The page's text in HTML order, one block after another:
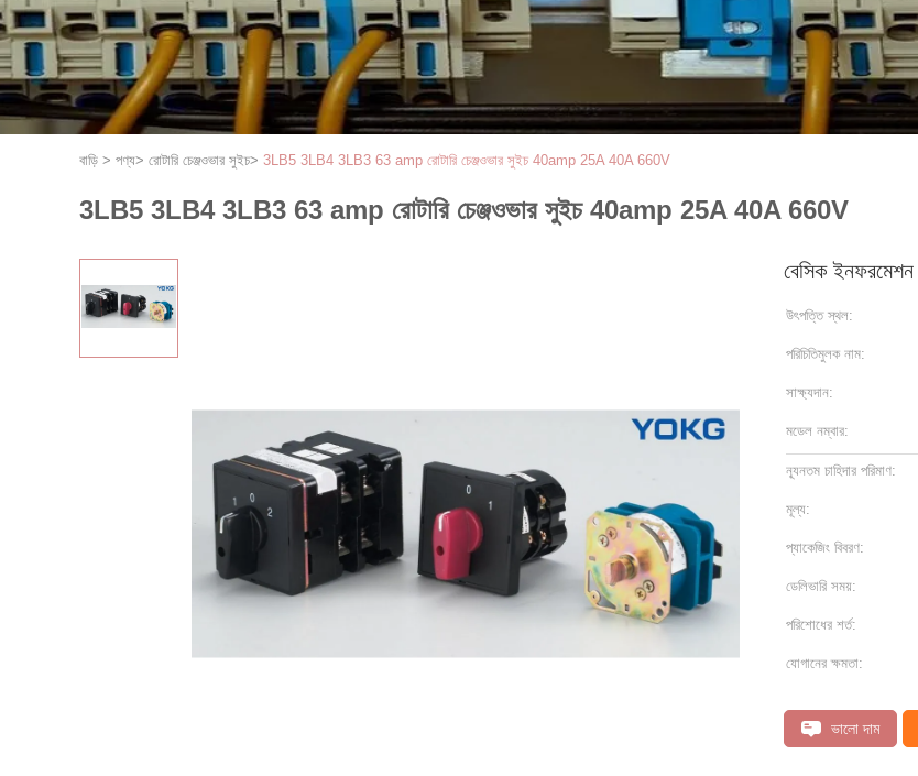
বাড়ি > পণ্য> রোটারি চেঞ্জওভার সুইচ> 3LB5 3LB4 3LB3 63 amp রোটারি চেঞ্জওভার সুইচ 40amp 25A 40A 660V
3LB5 3LB4 3LB3 63 amp রোটারি চেঞ্জওভার সুইচ 40amp 25A 40A 660V
বেসিক ইনফরমেশন
উৎপত্তি স্থল:
পরিচিতিমুলক নাম:
সাক্ষ্যদান:
মডেল নম্বার:
ন্যূনতম চাহিদার পরিমাণ:
মূল্য:
প্যাকেজিং বিবরণ:
ডেলিভারি সময়:
পরিশোধের শর্ত:
যোগানের ক্ষমতা:
ভালো দাম